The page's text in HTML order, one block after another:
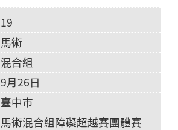
19
馬術
混合組
9月26日
臺中市
馬術混合組障礙超越賽團體賽